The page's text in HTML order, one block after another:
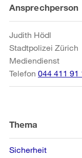
Weitere
Informationen
Ansprechperson
Judith Hödl
Stadtpolizei Zürich
Mediendienst
Telefon 044 411 91
Thema
Sicherheit